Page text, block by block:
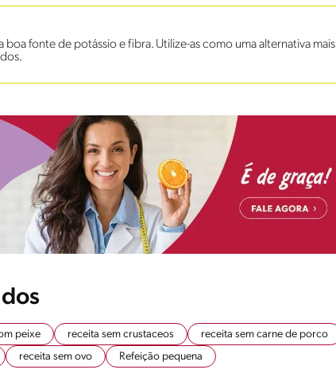
boa fonte de potássio e fibra. Utilize-as como uma alternativa mais
peixe receita sem crustaceos
receita sem carne de porco
receita sem ovo Refeição pequena